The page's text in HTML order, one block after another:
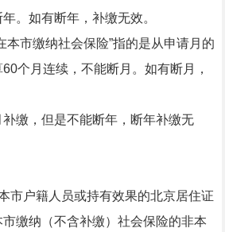
。如有断年，补缴无效。
本市缴纳社会保险”指的是从申请月的
60个月连续，不能断月。如有断月，
缴，但是不能断年，断年补缴无
市户籍人员或持有效果的北京居住证
缴纳（不含补缴）社会保险的非本